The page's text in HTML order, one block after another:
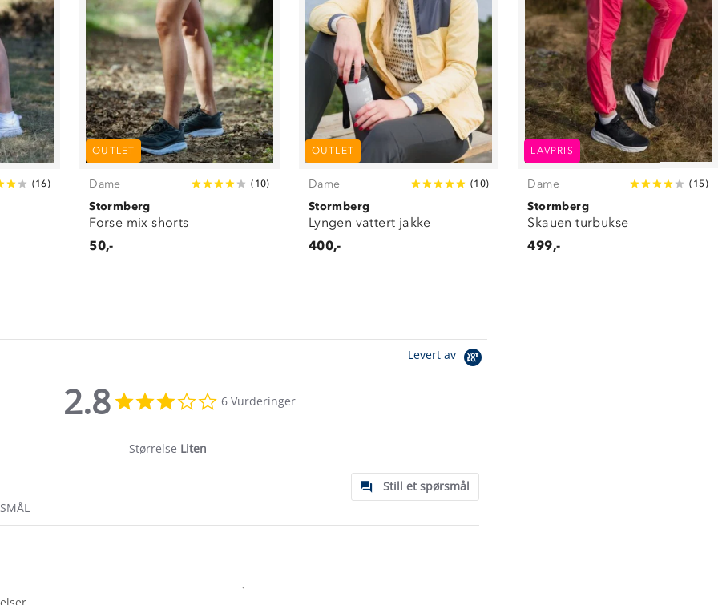
(16)
OUTLET
Dame ( 10)
Stormberg
Forse mix shorts
50,-
OUTLET
Dame (10)
Stormberg
Lyngen vattert jakke
400,-
LAVPRIS
Dame ( 15)
Stormberg
Skauen turbukse
499,-
Levert av
2.8
star
6 Vurderinger
Størrelse Liten
Still et spørsmål